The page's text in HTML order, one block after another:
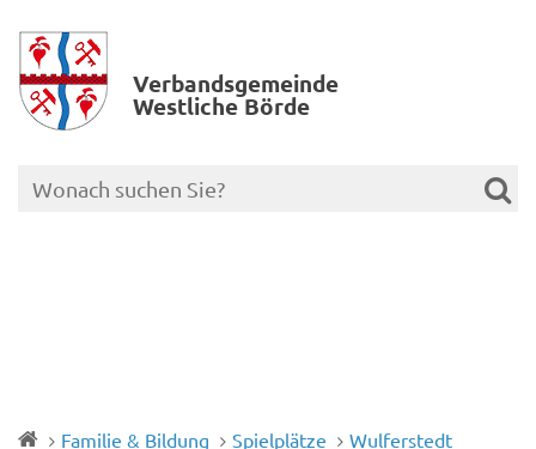
Verbands­gemeinde
Westliche Börde
Familie & Bildung Spielplätze Wulferstedt